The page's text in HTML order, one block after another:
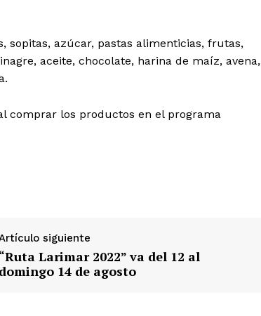
sopitas, azúcar, pastas alimenticias, frutas,
aceite, chocolate, harina de maíz, avena,
comprar los productos en el programa
siguiente
“Ruta Larimar 2022” va del 12 al
domingo 14 de agosto